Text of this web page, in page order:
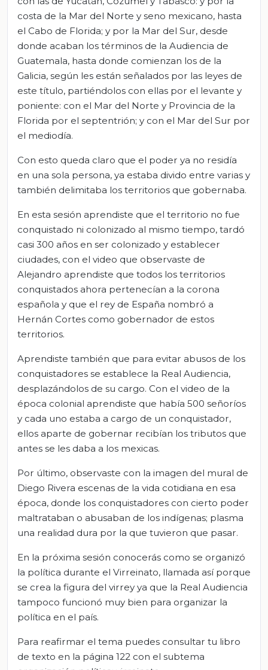
costa de la Mar del Norte y seno mexicano, hasta
el Cabo de Florida; y por la Mar del Sur, desde
donde acaban los términos de la Audiencia de
Guatemala, hasta donde comienzan los de la
Galicia, según les están señalados por las leyes de
este título, partiéndolos con ellas por el levante y
poniente: con el Mar del Norte y Provincia de la
Florida por el septentrión; y con el Mar del Sur por
el mediodía.
Con esto queda claro que el poder ya no residía
en una sola persona, ya estaba divido entre varias y
también delimitaba los territorios que gobernaba.
En esta sesión aprendiste que el territorio no fue
conquistado ni colonizado al mismo tiempo, tardó
casi 300 años en ser colonizado y establecer
ciudades, con el video que observaste de
Alejandro aprendiste que todos los territorios
conquistados ahora pertenecían a la corona
española y que el rey de España nombró a
Hernán Cortes como gobernador de estos
territorios.
Aprendiste también que para evitar abusos de los
conquistadores se establece la Real Audiencia,
desplazándolos de su cargo. Con el video de la
época colonial aprendiste que había 500 señoríos
y cada uno estaba a cargo de un conquistador,
ellos aparte de gobernar recibían los tributos que
antes se les daba a los mexicas.
Por último, observaste con la imagen del mural de
Diego Rivera escenas de la vida cotidiana en esa
época, donde los conquistadores con cierto poder
maltrataban o abusaban de los indígenas; plasma
una realidad dura por la que tuvieron que pasar.
En la próxima sesión conocerás como se organizó
la política durante el Virreinato, llamada así porque
se crea la figura del virrey ya que la Real Audiencia
tampoco funcionó muy bien para organizar la
política en el país.
Para reafirmar el tema puedes consultar tu libro
de texto en la página 122 con el subtema